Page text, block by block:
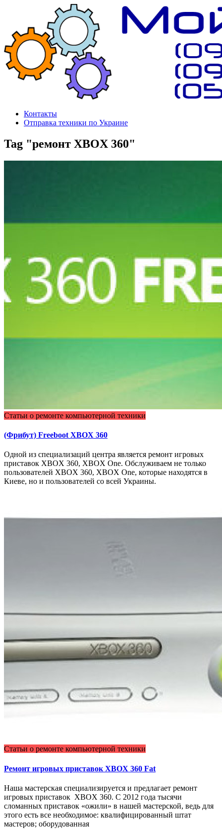
Контакты
Отправка техники по Украине
Tag "ремонт XBOX 360"
Статьи о ремонте компьютерной техники
(Фрибут) Freeboot ХBOX 360
Одной из специализаций центра является ремонт игровых
приставок ХBOX 360, ХBOX One. Обслуживаем не только
пользователей ХBOX 360, ХBOX One, которые находятся в
Киеве, но и пользователей со всей Украины.
Статьи о ремонте компьютерной техники
Ремонт игровых приставок XBOX 360 Fat
Наша мастерская специализируется и предлагает ремонт
игровых приставок XBOX 360. С 2012 года тысячи
сломанных приставок «ожили» в нашей мастерской, ведь для
этого есть все необходимое: квалифицированный штат
мастеров; оборудованная